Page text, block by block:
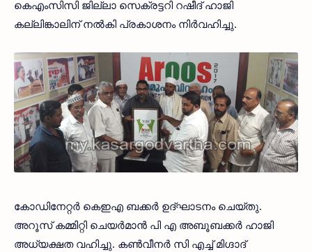
കെഎംസിസി ജില്ലാ സെക്രട്ടറി റഷീദ് ഹാജി
കല്ലിങ്കാലിന് നല്‍കി പ്രകാശനം നിര്‍വഹിച്ചു.
കോഡിനേറ്റര്‍ കെഇഎ ബക്കര്‍ ഉദ്ഘാടനം ചെയ്തു.
അറൂസ് കമ്മിറ്റി ചെയര്‍മാന്‍ പി എ അബൂബക്കര്‍ ഹാജി
അധ്യക്ഷത വഹിച്ചു. കണ്‍വീനര്‍ സി എച്ച് മിഗ്ദാദ്